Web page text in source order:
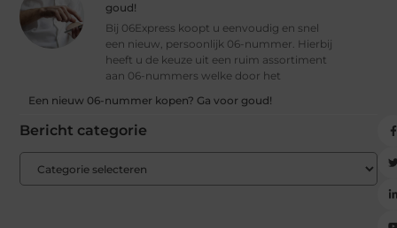
goud!
Bij 06Express koopt u eenvoudig en snel
een nieuw, persoonlijk 06-nummer. Hierbij
heeft u de keuze uit een ruim assortiment
aan 06-nummers welke door het
Een nieuw 06-nummer kopen? Ga voor goud!
Bericht categorie